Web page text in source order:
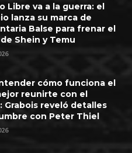
Libre va a la guerra: el
lanza su marca de
Balse para frenar el
Shein y Temu
cómo funciona el
reunirte con el
Grabois reveló detalles
con Peter Thiel